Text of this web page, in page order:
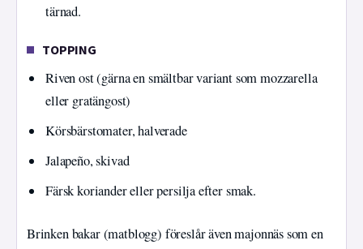
tärnad.
TOPPING
Riven ost (gärna en smältbar variant som mozzarella
eller gratängost)
Körsbärstomater, halverade
Jalapeño, skivad
Färsk koriander eller persilja efter smak.
Brinken bakar (matblogg) föreslår även majonnäs som en